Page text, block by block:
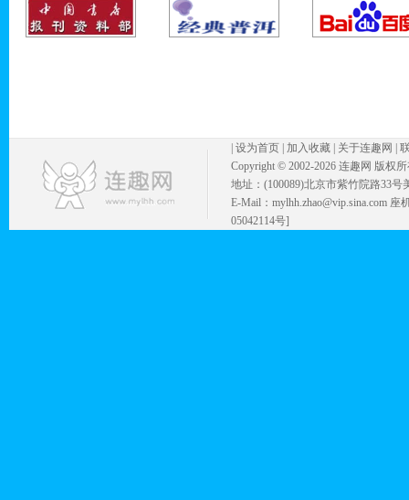
设为首页 加入收藏 关于连趣网
Copyright © 2002-2026 连趣网 版权
地址：(100089)北京市紫竹院路33号
E-Mail：mylhh.zhao@vip.sina.com
05042114号]